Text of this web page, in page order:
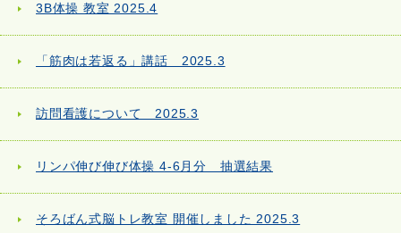
3B体操 教室 2025.4
「筋肉は若返る」講話 2025.3
訪問看護について 2025.3
リンパ伸び伸び体操 4-6月分 抽選結果
そろばん式脳トレ教室 開催しました 2025.3